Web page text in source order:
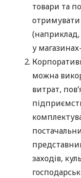
товари та
отримувати
(наприклад,
у
можна
витрат,
заходів,